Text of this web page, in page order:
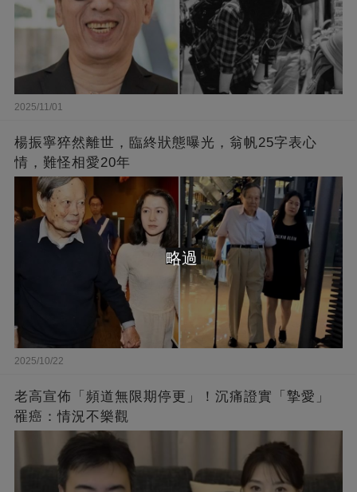
2025/11/01
楊振寧猝然離世，臨終狀態曝光，翁帆25字表心
情，難怪相愛20年
2025/10/22
老高宣佈「頻道無限期停更」！沉痛證實「摯愛」
罹癌：情況不樂觀
略過